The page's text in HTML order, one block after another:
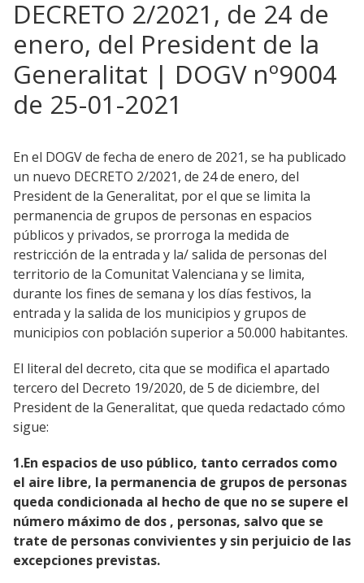
DECRETO 2/2021, de 24 de
enero, del President de la
Generalitat | DOGV nº9004
de 25-01-2021
En el DOGV de fecha de enero de 2021, se ha publicado
un nuevo DECRETO 2/2021, de 24 de enero, del
President de la Generalitat, por el que se limita la
permanencia de grupos de personas en espacios
públicos y privados, se prorroga la medida de
restricción de la entrada y la/ salida de personas del
territorio de la Comunitat Valenciana y se limita,
durante los fines de semana y los días festivos, la
entrada y la salida de los municipios y grupos de
municipios con población superior a 50.000 habitantes.
El literal del decreto, cita que se modifica el apartado
tercero del Decreto 19/2020, de 5 de diciembre, del
President de la Generalitat, que queda redactado cómo
sigue:
1.En espacios de uso público, tanto cerrados como
el aire libre, la permanencia de grupos de personas
queda condicionada al hecho de que no se supere el
número máximo de dos , personas, salvo que se
trate de personas convivientes y sin perjuicio de las
excepciones previstas.